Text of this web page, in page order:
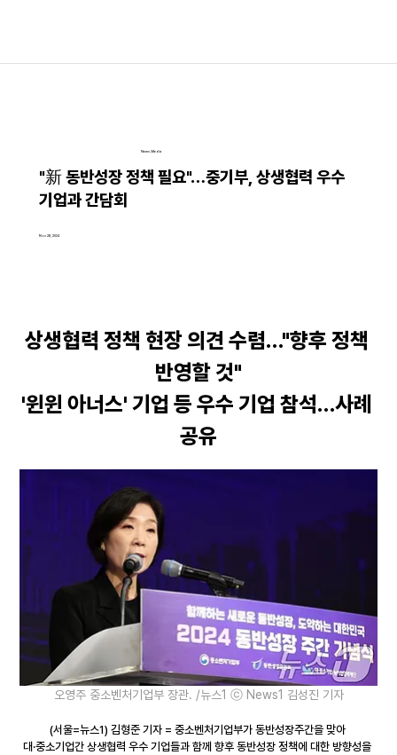
Nov 28, 2024
"新 동반성장 정책 필요"…중기부, 상생협력 우수
기업과 간담회
News│Media
상생협력 정책 현장 의견 수렴…"향후 정책
반영할 것"
'윈윈 아너스' 기업 등 우수 기업 참석…사례
공유
오영주 중소벤처기업부 장관. /뉴스1 ⓒ News1 김성진 기자
(서울=뉴스1) 김형준 기자 = 중소벤처기업부가 동반성장주간을 맞아
대·중소기업간 상생협력 우수 기업들과 함께 향후 동반성장 정책에 대한 방향성을